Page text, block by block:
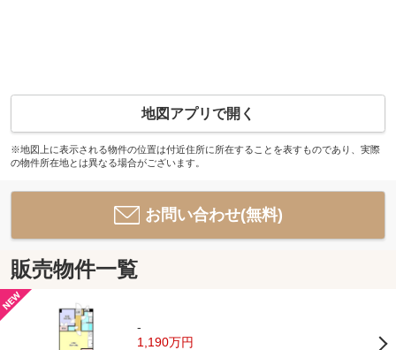
地図アプリで開く
※地図上に表示される物件の位置は付近住所に所在することを表すものであり、実際
の物件所在地とは異なる場合がございます。
お問い合わせ(無料)
販売物件一覧
-
1,190万円